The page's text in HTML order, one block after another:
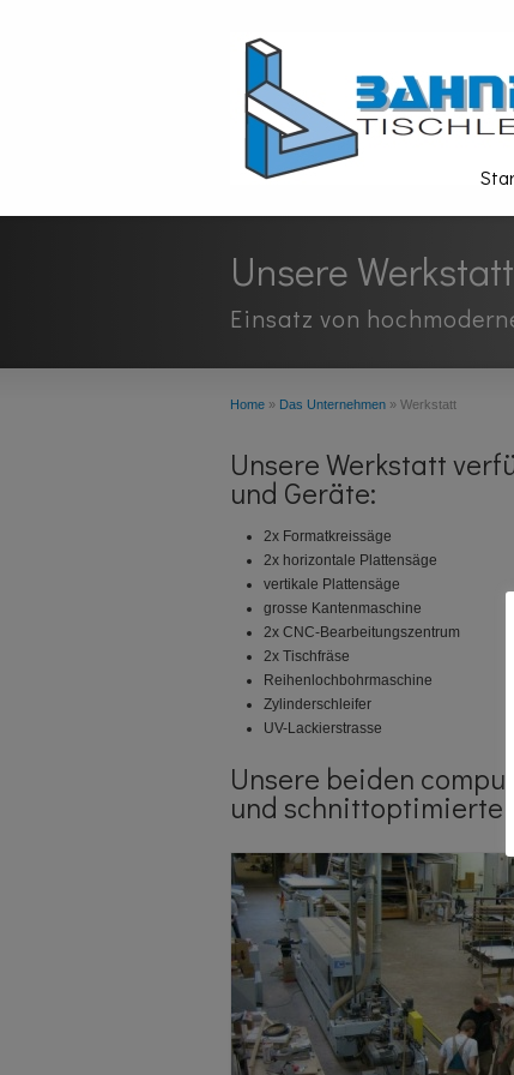
Unsere Werkstatt
Einsatz von
Home » Das Unternehmen » Werkstatt
Unsere Werkstatt
und Geräte:
2x Formatkreissäge
2x horizontale Plattensäge
vertikale Plattensäge
grosse Kantenmaschine
2x CNC-Bearbeitungszentrum
2x Tischfräse
Reihenlochbohrmaschine
Zylinderschleifer
UV-Lackierstrasse
Unsere beiden
und schnittoptimierte